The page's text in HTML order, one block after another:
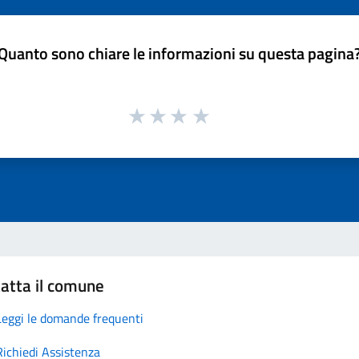
sono chiare le informazioni su questa
il comune
le domande frequenti
Assistenza